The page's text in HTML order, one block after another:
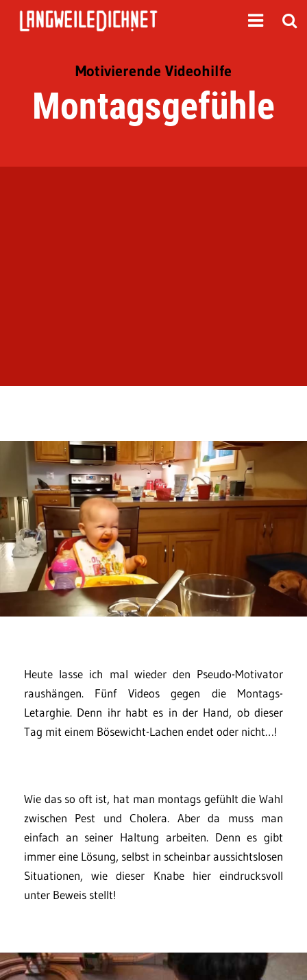
Motivierende Videohilfe
Montagsgefühle
Heute lasse ich mal wieder den Pseudo-Motivator
raushängen. Fünf Videos gegen die Montags-
Letarghie. Denn ihr habt es in der Hand, ob dieser
Tag mit einem Bösewicht-Lachen endet oder nicht…!
Wie das so oft ist, hat man montags gefühlt die Wahl
zwischen Pest und Cholera. Aber da muss man
einfach an seiner Haltung arbeiten. Denn es gibt
immer eine Lösung, selbst in scheinbar aussichtslosen
Situationen, wie dieser Knabe hier eindrucksvoll
unter Beweis stellt!